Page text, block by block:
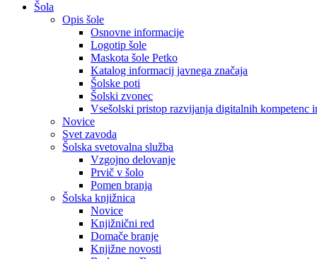
Šola
Opis šole
Osnovne informacije
Logotip šole
Maskota šole Petko
Katalog informacij javnega značaja
Šolske poti
Šolski zvonec
Vsešolski pristop razvijanja digitalnih kompetenc
Novice
Svet zavoda
Šolska svetovalna služba
Vzgojno delovanje
Prvič v šolo
Pomen branja
Šolska knjižnica
Novice
Knjižnični red
Domače branje
Knjižne novosti